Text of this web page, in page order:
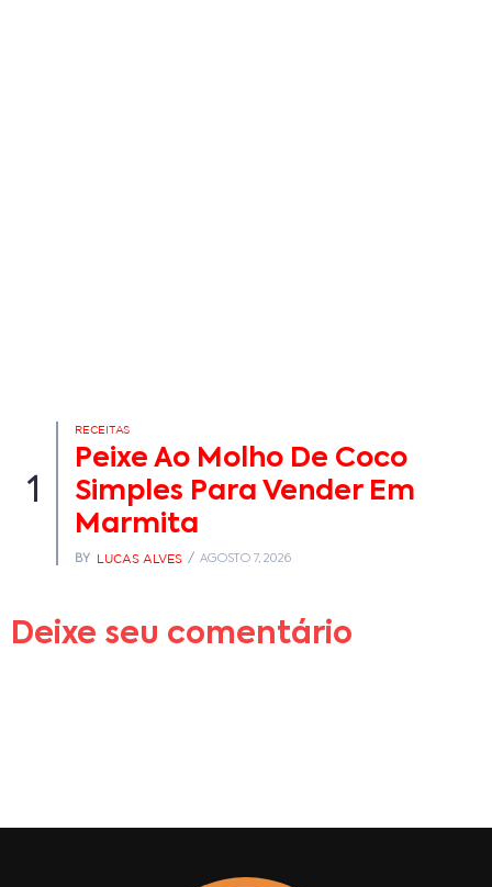
1
RECEITAS
Peixe Ao Molho De Coco
Simples Para Vender Em
Marmita
BY LUCAS ALVES AGOSTO 7, 2026
Deixe seu comentário